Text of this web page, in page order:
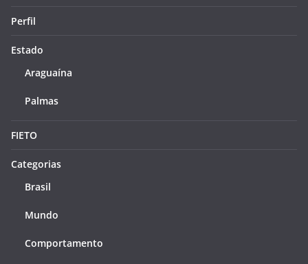
Perfil
Estado
Araguaína
Palmas
FIETO
Categorias
Brasil
Mundo
Comportamento